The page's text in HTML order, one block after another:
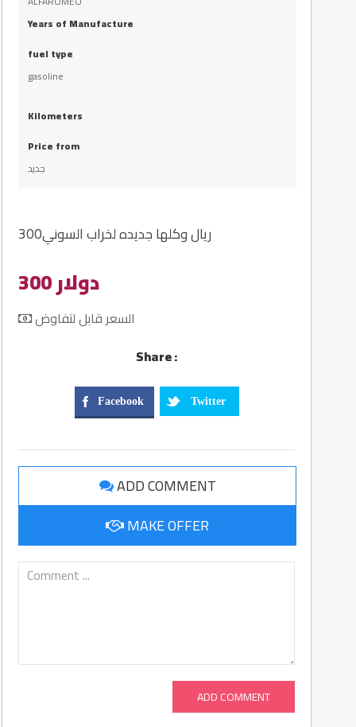
Years of Manufacture
fuel type
gasoline
Kilometers
Price from
جديد
300ريال وكلها جديده لخراب السوني
300 دولار
السعر قابل لتفاوض
Share :
Facebook Twitter
ADD COMMENT
MAKE OFFER
ADD COMMENT